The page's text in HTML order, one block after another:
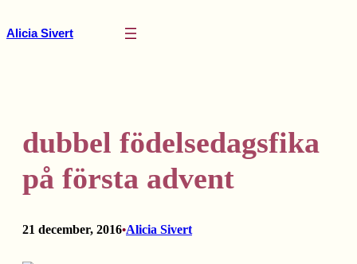
till
Alicia Sivert
dubbel födelsedagsfika
på första advent
21 december, 2016•Alicia Sivert